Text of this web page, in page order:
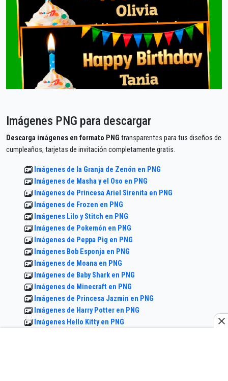
Imágenes PNG para descargar
Descarga imágenes en formato PNG transparentes para tus diseños de
cumpleaños, tarjetas de invitación completamente gratis.
Imágenes de la Granja de Zenón en PNG
Imágenes de Masha y el Oso en PNG
Imágenes de Princesa Ariel Sirenita en PNG
Imágenes de Frozen en PNG
Imágenes Lilo y Stitch en PNG
Imágenes de Pokemón en PNG
Imágenes de Peppa Pig en PNG
Imágenes Bob Esponja en PNG
Imágenes de Moana en PNG
Imágenes de Baby Shark en PNG
Imágenes de Minecraft en PNG
Imágenes de Princesa Jazmin en PNG
Imágenes de Harry Potter en PNG
Imágenes Hello Kitty en PNG